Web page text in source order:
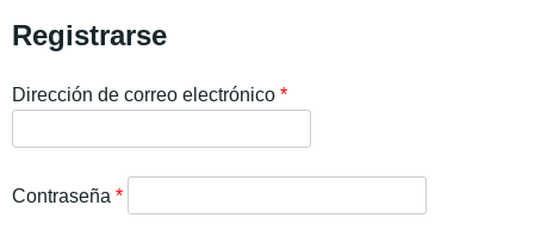
Registrarse
Dirección de correo electrónico *
Contraseña *